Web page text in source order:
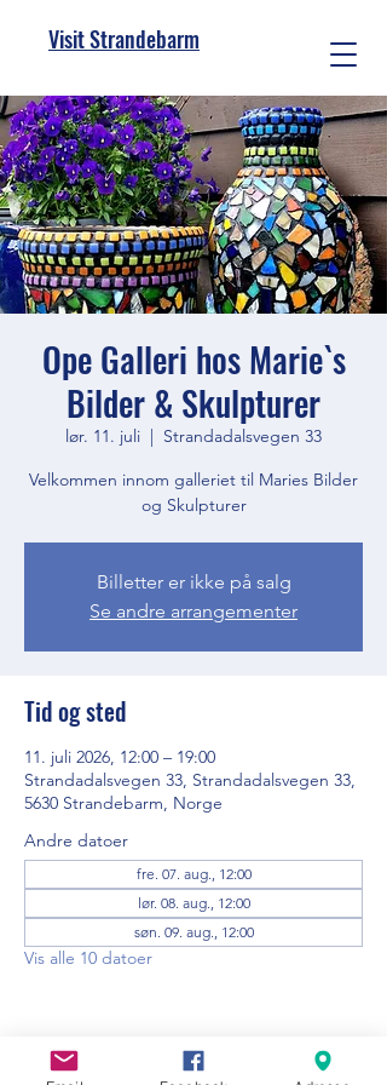
Visit Strandebarm
Ope Galleri hos Marie`s
Bilder & Skulpturer
lør. 11. juli
  |
Strandadalsvegen 33
Velkommen innom galleriet til Maries Bilder
og Skulpturer
Billetter er ikke på salg
Se andre arrangementer
Tid og sted
11. juli 2026, 12:00 – 19:00
Strandadalsvegen 33, Strandadalsvegen 33,
5630 Strandebarm, Norge
Andre datoer
fre. 07. aug., 12:00
lør. 08. aug., 12:00
søn. 09. aug., 12:00
Vis alle 10 datoer